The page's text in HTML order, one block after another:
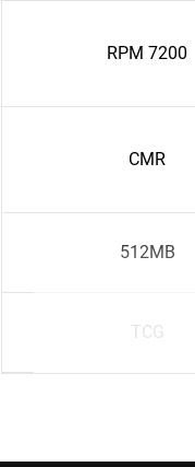
7200 RPM
CMR
512MB
TCG